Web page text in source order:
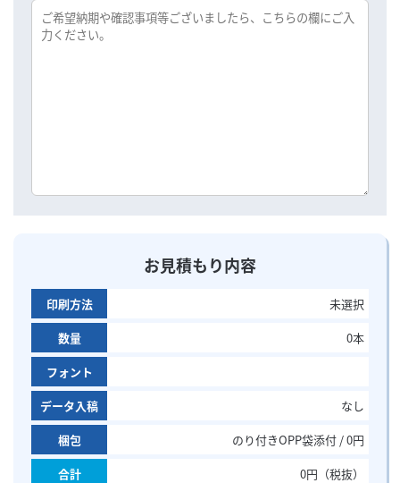
お見積もり内容
印刷方法
未選択
数量
0本
フォント
データ入稿
なし
梱包
のり付きOPP袋添付 / 0円
合計
0円（税抜）